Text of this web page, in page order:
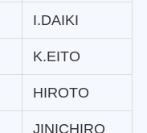
I.DAIKI
K.EITO
HIROTO
JINICHIRO